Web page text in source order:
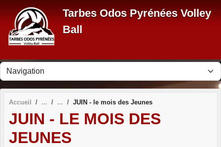
Tarbes Odos Pyrénées Volley
Ball
Accueil JUIN - le mois des Jeunes
JUIN - LE MOIS DES
JEUNES
Panneau de gestion des cookies